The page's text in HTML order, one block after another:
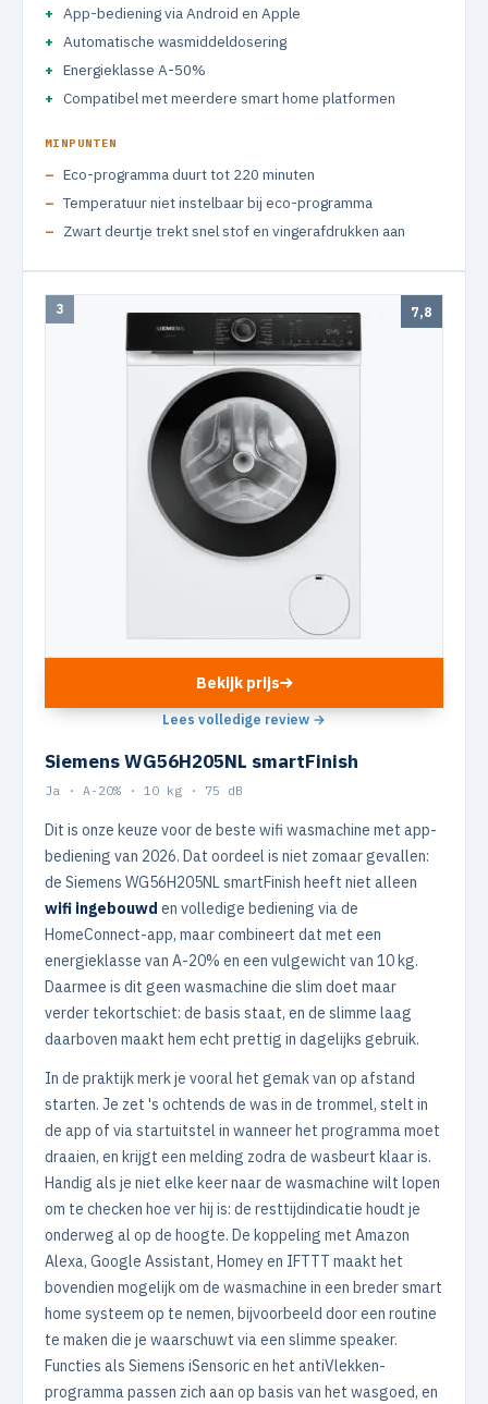
App-bediening via Android en Apple
Automatische wasmiddeldosering
Energieklasse A-50%
Compatibel met meerdere smart home platformen
MINPUNTEN
Eco-programma duurt tot 220 minuten
Temperatuur niet instelbaar bij eco-programma
Zwart deurtje trekt snel stof en vingerafdrukken aan
3 7,8
Bekijk prijs
Lees volledige review →
Siemens WG56H205NL smartFinish
Ja · A-20% · 10 kg · 75 dB
Dit is onze keuze voor de beste wifi wasmachine met app-
bediening van 2026. Dat oordeel is niet zomaar gevallen:
de Siemens WG56H205NL smartFinish heeft niet alleen
wifi ingebouwd en volledige bediening via de
HomeConnect-app, maar combineert dat met een
energieklasse van A-20% en een vulgewicht van 10 kg.
Daarmee is dit geen wasmachine die slim doet maar
verder tekortschiet: de basis staat, en de slimme laag
daarboven maakt hem echt prettig in dagelijks gebruik.
In de praktijk merk je vooral het gemak van op afstand
starten. Je zet 's ochtends de was in de trommel, stelt in
de app of via startuitstel in wanneer het programma moet
draaien, en krijgt een melding zodra de wasbeurt klaar is.
Handig als je niet elke keer naar de wasmachine wilt lopen
om te checken hoe ver hij is: de resttijdindicatie houdt je
onderweg al op de hoogte. De koppeling met Amazon
Alexa, Google Assistant, Homey en IFTTT maakt het
bovendien mogelijk om de wasmachine in een breder smart
home systeem op te nemen, bijvoorbeeld door een routine
te maken die je waarschuwt via een slimme speaker.
Functies als Siemens iSensoric en het antiVlekken-
programma passen zich aan op basis van het wasgoed, en